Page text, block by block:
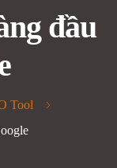
đầu
Tool